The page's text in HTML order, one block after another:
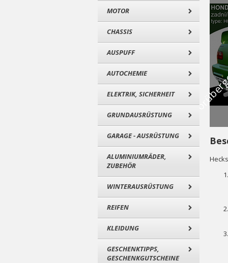
MOTOR
CHASSIS
AUSPUFF
AUTOCHEMIE
ELEKTRIK, SICHERHEIT
GRUNDAUSRÜSTUNG
GARAGE - AUSRÜSTUNG
ALUMINIUMRÄDER,
ZUBEHÖR
WINTERAUSRÜSTUNG
REIFEN
KLEIDUNG
GESCHENKTIPPS,
GESCHENKGUTSCHEINE